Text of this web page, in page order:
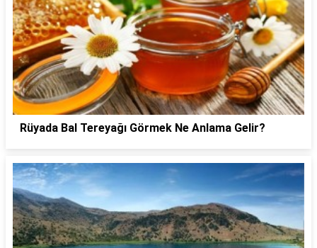
Rüyada Bal Tereyağı Görmek Ne Anlama Gelir?